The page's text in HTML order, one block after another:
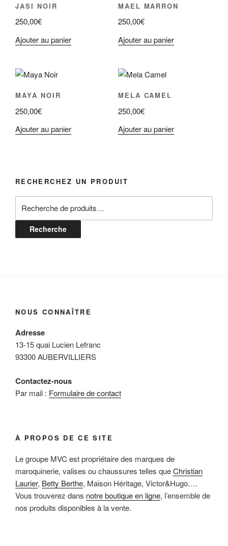
JASI NOIR
250,00€
Ajouter au panier
MAEL MARRON
250,00€
Ajouter au panier
MAYA NOIR
250,00€
Ajouter au panier
MELA CAMEL
250,00€
Ajouter au panier
RECHERCHEZ UN PRODUIT
pour :
Recherche
NOUS CONNAÎTRE
Adresse
13-15 quai Lucien Lefranc
93300 AUBERVILLIERS
Contactez-nous
Par mail : Formulaire de contact
À PROPOS DE CE SITE
Le groupe MVC est propriétaire des marques de
maroquinerie, valises ou chaussures telles queChristian
Laurier, Betty Berthe, Maison Héritage, Victor&Hugo….
Vous trouverez dans notre boutique en ligne, l’ensemble de
nos produits disponibles à la vente.